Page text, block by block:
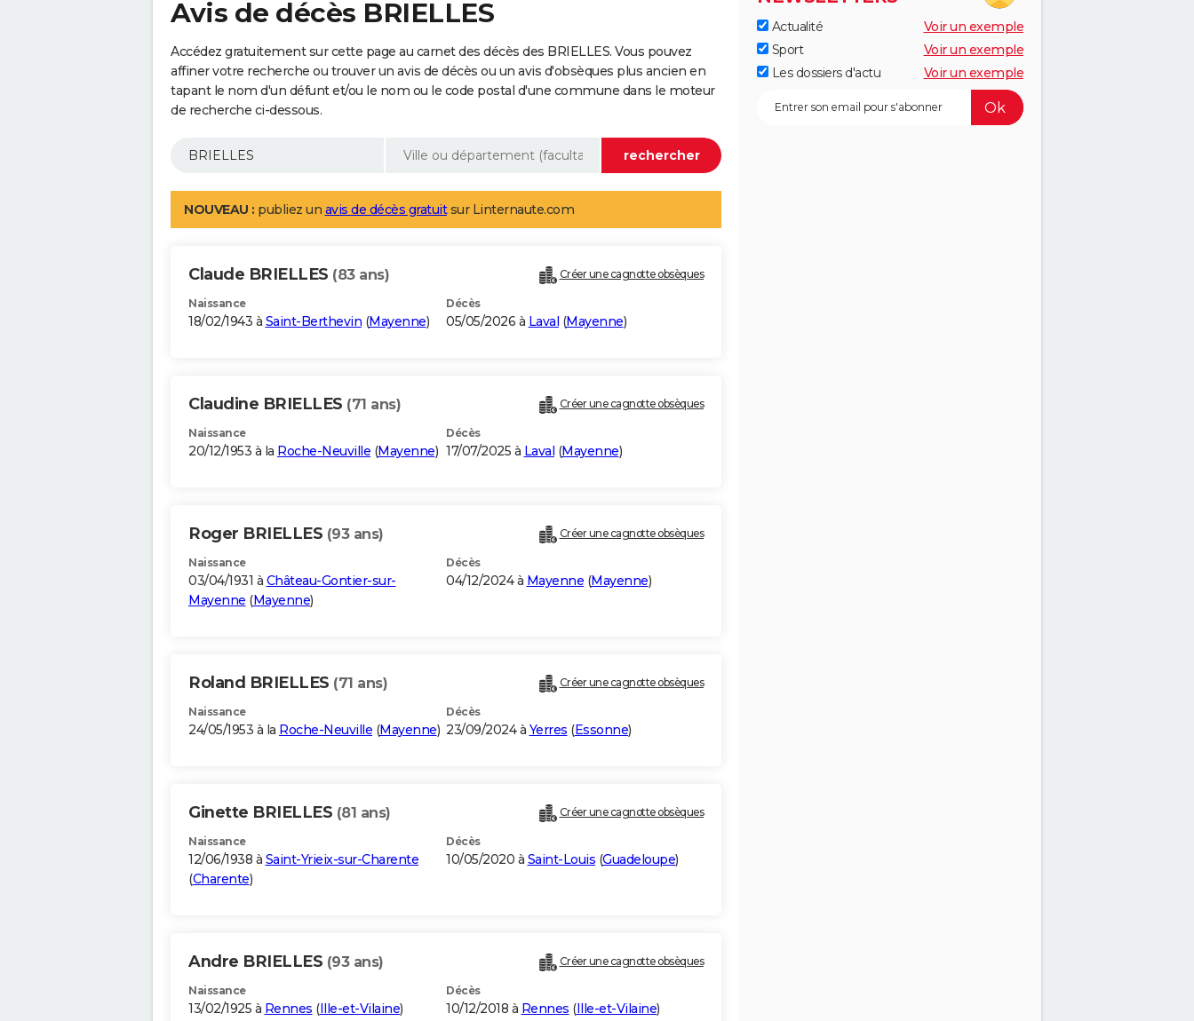
Avis de décès BRIELLES
Accédez gratuitement sur cette page au carnet des décès des BRIELLES. Vous pouvez
affiner votre recherche ou trouver un avis de décès ou un avis d'obsèques plus ancien en
tapant le nom d'un défunt et/ou le nom ou le code postal d'une commune dans le moteur
de recherche ci-dessous.
NOUVEAU : publiez un avis de décès gratuitsur Linternaute.com
Claude BRIELLES (83 ans) Créer une cagnotte obsèques
Naissance
18/02/1943 à Saint-Berthevin (Mayenne)
Décès
05/05/2026 à Laval (Mayenne)
Claudine BRIELLES (71 ans) Créer une cagnotte obsèques
Naissance
20/12/1953 à la Roche-Neuville (Mayenne)
Décès
17/07/2025 à Laval (Mayenne)
Roger BRIELLES (93 ans) Créer une cagnotte obsèques
Naissance
03/04/1931 à Château-Gontier-sur-
Mayenne (Mayenne)
Décès
04/12/2024 à Mayenne (Mayenne)
Roland BRIELLES (71 ans) Créer une cagnotte obsèques
Naissance
24/05/1953 à la Roche-Neuville (Mayenne)
Décès
23/09/2024 à Yerres (Essonne)
Ginette BRIELLES (81 ans) Créer une cagnotte obsèques
Naissance
12/06/1938 à Saint-Yrieix-sur-Charente
(Charente)
Décès
10/05/2020 à Saint-Louis (Guadeloupe)
Andre BRIELLES (93 ans) Créer une cagnotte obsèques
Naissance
13/02/1925 à Rennes (Ille-et-Vilaine)
Décès
10/12/2018 à Rennes (Ille-et-Vilaine)
Actualité
Voir un exemple
Sport
Voir un exemple
Les dossiers d'actu
Voir un exemple